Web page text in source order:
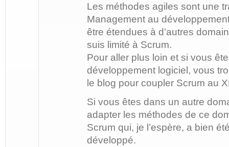
Les méthodes agiles sont une
Management au
être étendues à d’autres
suis limité à Scrum.
Pour aller plus loin et si vous
développement logiciel, vous
le blog pour coupler Scrum au
Si vous êtes dans un autre
adapter les méthodes de ce
Scrum qui, je l’espère, a bien
développé.